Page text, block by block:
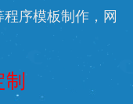
程序模板制作，网
制